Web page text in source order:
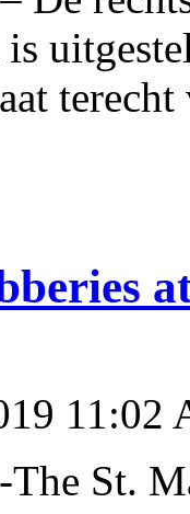
is
11:02
St.